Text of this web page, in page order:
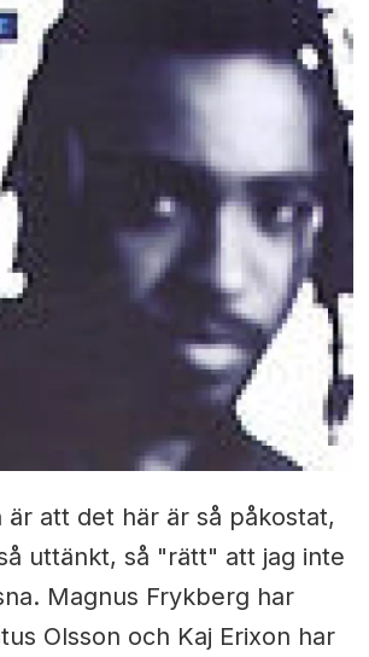
är att det här är så påkostat,
uttänkt, så "rätt" att jag inte
Magnus Frykberg har
Olsson och Kaj Erixon har